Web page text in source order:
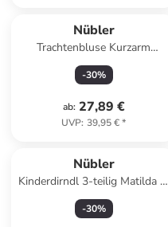
Nübler
Trachtenbluse Kurzarm
Natascha in Grün
-30%
ab: 27,89 €
UVP: 39,95 €*
Nübler
Kinderdirndl 3-teilig Matilda in
Rosé
-30%